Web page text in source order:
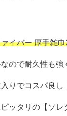
イバー 厚手雑
ので耐久性も強
りでコスパ良し
ッタリの【ソレ